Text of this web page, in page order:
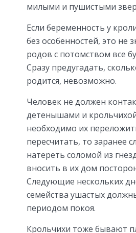
милыми и пушистыми
Если беременность у
без особенностей, это не
родов с потомством все
Сразу предугадать,
родится, невозможно.
Человек не должен
детенышами и
необходимо их
пересчитать, то заранее
натереть соломой из
вносить в их дом
Следующие нескольких
семейства ушастых
периодом покоя.
Крольчихи тоже бывают